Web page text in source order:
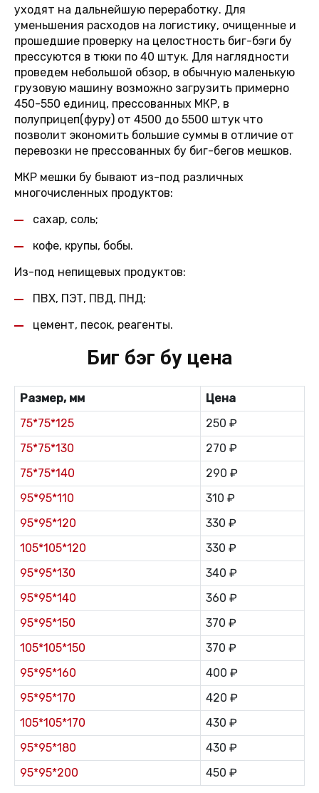
уходят на дальнейшую переработку. Для
уменьшения расходов на логистику, очищенные и
прошедшие проверку на целостность биг-бэги бу
прессуются в тюки по 40 штук. Для наглядности
проведем небольшой обзор, в обычную маленькую
грузовую машину возможно загрузить примерно
450-550 единиц, прессованных МКР, в
полуприцеп(фуру) от 4500 до 5500 штук что
позволит экономить большие суммы в отличие от
перевозки не прессованных бу биг-бегов мешков.
МКР мешки бу бывают из-под различных
многочисленных продуктов:
сахар, соль;
кофе, крупы, бобы.
Из-под непищевых продуктов:
ПВХ, ПЭТ, ПВД, ПНД;
цемент, песок, реагенты.
Биг бэг бу цена
Размер, мм
Цена
75*75*125
250 ₽
75*75*130
270 ₽
75*75*140
290 ₽
95*95*110
310 ₽
95*95*120
330 ₽
105*105*120
330 ₽
95*95*130
340 ₽
95*95*140
360 ₽
95*95*150
370 ₽
105*105*150
370 ₽
95*95*160
400 ₽
95*95*170
420 ₽
105*105*170
430 ₽
95*95*180
430 ₽
95*95*200
450 ₽